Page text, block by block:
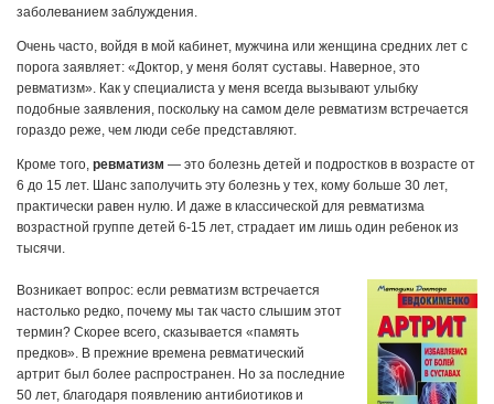
заболеванием заблуждения.
Очень часто, войдя в мой кабинет, мужчина или женщина средних лет с
порога заявляет: «Доктор, у меня болят суставы. Наверное, это
ревматизм». Как у специалиста у меня всегда вызывают улыбку
подобные заявления, поскольку на самом деле ревматизм встречается
гораздо реже, чем люди себе представляют.
Кроме того, ревматизм — это болезнь детей и подростков в возрасте от
6 до 15 лет. Шанс заполучить эту болезнь у тех, кому больше 30 лет,
практически равен нулю. И даже в классической для ревматизма
возрастной группе детей 6-15 лет, страдает им лишь один ребенок из
тысячи.
Возникает вопрос: если ревматизм встречается
настолько редко, почему мы так часто слышим этот
термин? Скорее всего, сказывается «память
предков». В прежние времена ревматический
артрит был более распространен. Но за последние
50 лет, благодаря появлению антибиотиков и